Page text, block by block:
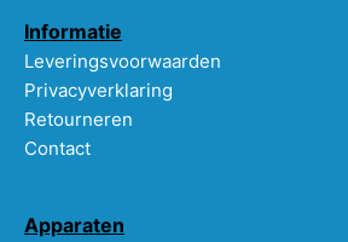
Informatie
Leveringsvoorwaarden
Privacyverklaring
Retourneren
Contact
Apparaten